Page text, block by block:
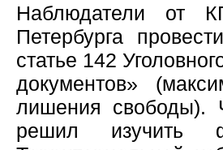
Наблюдатели от
Петербурга
статье 142
документов»
лишения свободы).
решил изучить